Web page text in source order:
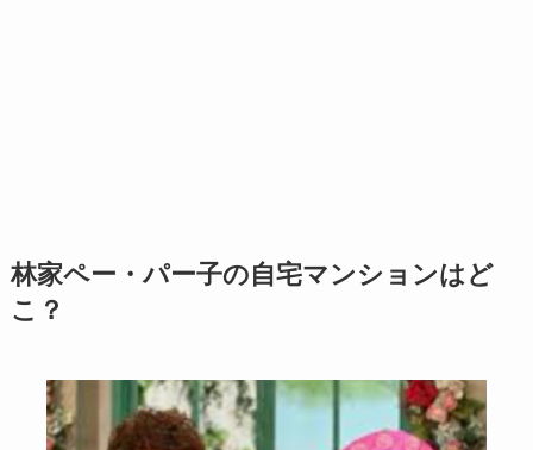
林家ペー・パー子の自宅マンションはど
こ？